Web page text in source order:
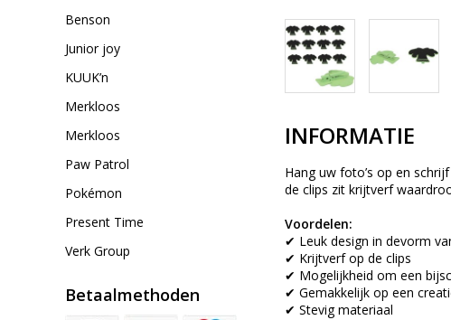
Benson
Junior joy
KUUK’n
Merkloos
Merkloos
Paw Patrol
Pokémon
Present Time
Verk Group
Betaalmethoden
INFORMATIE
Hang uw foto’s op en
de clips zit krijtverf
Voordelen:
✔ Leuk design in devorm
✔ Krijtverf op de clips
✔ Mogelijkheid om een
✔ Gemakkelijk op een
✔ Stevig materiaal